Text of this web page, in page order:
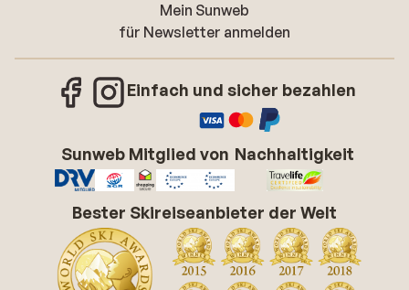
Mein Sunweb
für Newsletter anmelden
Einfach und sicher bezahlen
Sunweb Mitglied von Nachhaltigkeit
Bester Skireiseanbieter der Welt